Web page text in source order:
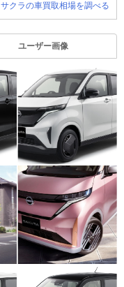
サクラの車買取相場を調べる
ユーザー画像